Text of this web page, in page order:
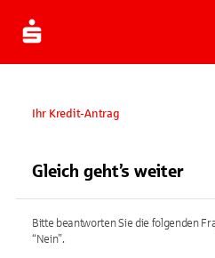
Ihr Kredit-Antrag
Gleich geht’s weiter
Bitte beantworten Sie die folgenden
“Nein”.